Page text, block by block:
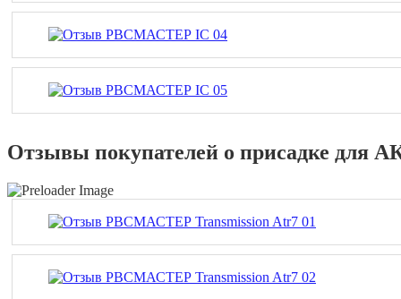
Отзывы покупателей о присадке для